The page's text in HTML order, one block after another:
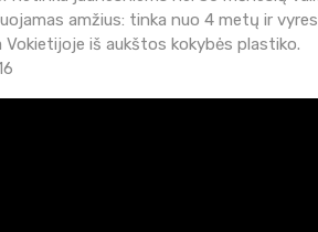
amžius: tinka nuo 4 metų ir
Vokietijoje iš aukštos kokybės plastiko.